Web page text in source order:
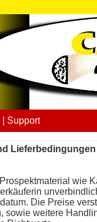
Support
wie
Die Preise
sowie weitere